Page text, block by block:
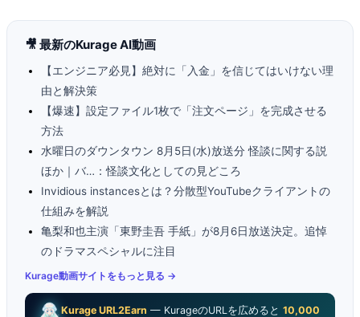
🎥 最新のKurage AI動画
【エンジニア必見】絶対に「入金」を信じてはいけない理
由と解決策
【爆速】設定ファイル1枚で「注文ページ」を完成させる
方法
水曜日のダウンタウン 8月5日(水)放送分 怪談に関する説
ほか｜バ…：怪談文化としての見どころ
Invidious instancesとは？分散型YouTubeクライアントの
仕組みを解説
亀梨和也主演「東野圭吾 手紙」が8月6日放送決定。追悼
のドラマスペシャルに注目
Kurage動画サイトをもっと見る →
Kurage URL2Earn — KurageのURLを広めると10,000